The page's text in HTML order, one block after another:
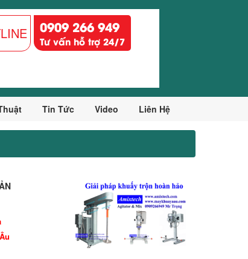
0909 266 949
Tư vấn hỗ trợ 24/7
Tin Tức Video Liên Hệ